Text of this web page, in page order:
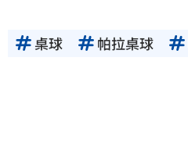
桌球 帕拉桌球